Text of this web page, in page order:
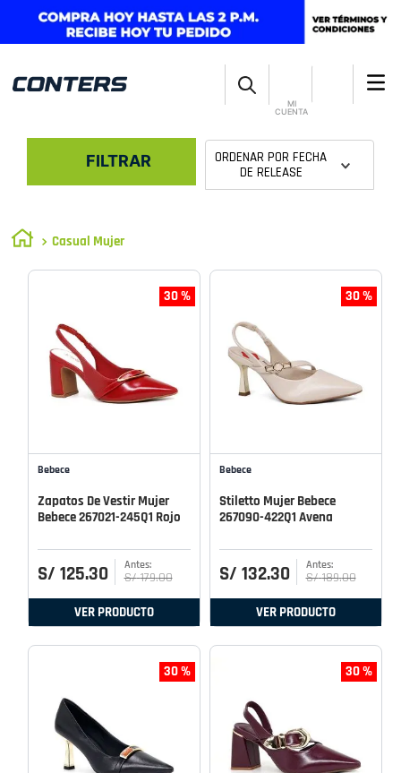
MI
CUENTA
FILTRAR ORDENAR POR FECHA
DE RELEASE
Casual Mujer
30 %
Bebece
Zapatos De Vestir Mujer
Bebece 267021-245Q1 Rojo
S/ 125.30 S/ 179.00
VER PRODUCTO
30 %
Bebece
Stiletto Mujer Bebece
267090-422Q1 Avena
S/ 132.30 S/ 189.00
VER PRODUCTO
30 % 30 %